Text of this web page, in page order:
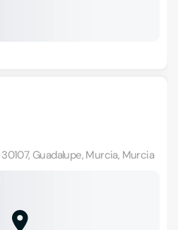
Guadalupe, Murcia, Murcia